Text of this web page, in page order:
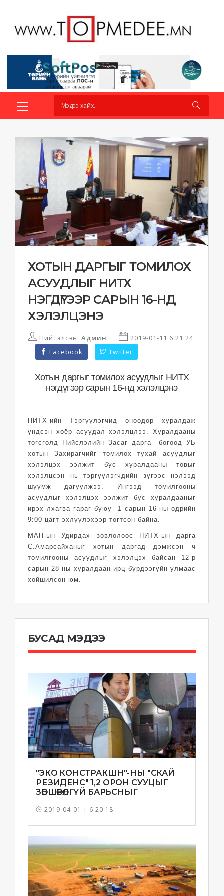
ХОТЫН ДАРГЫГ ТОМИЛОХ
АСУУДЛЫГ НИТХ
НЭГДҮГЭЭР САРЫН 16-НД
ХЭЛЭЛЦЭНЭ
Нийтэлсэн: Админ
2019-01-11 6:21:24
Facebook
Twitter
Хотын даргыг томилох асуудлыг НИТХ
нэгдүгээр сарын 16-нд хэлэлцэнэ
НИТХ-ийн Тэргүүлэгчид өнөөдөр хуралдаж
үндсэн хоёр асуудал хэлэлцлээ. Хуралдааны
төгсгөлд Нийслэлийн Засаг дарга бөгөөд УБ
хотын Захирагчийг томилох тухай асуудлыг
хэлэлцэх ээлжит бус хуралдааны товыг
хэлэлцсэн нь тэргүүлэгчдийн зүгээс нэлээд
шүүмж дагуулжээ. Ингээд томилгооны
асуудлыг хэлэлцэх ээлжит бус хуралдааныг
ирэх лхагва гараг буюу 1 сарын 16-ны өдрийн
9:00 цагт эхлүүлэхээр тогтсон байна.
МАН-ын Удирдах зөвлөлөөс НИТХ-ын дарга
С.Амарсайханыг хотын даргад дэмжсэн ч
томилгооны асуудлыг хэлэлцэх байсан 12-р
сарын 28-ны хуралдаан ирц бүрдээгүйн улмаас
хойшилсон юм.
БУСАД МЭДЭЭ
"ЭКО КОНСТРАКШН"-НЫ "СКАЙ
РЕЗИДЕНС" 1,2 ОРОН СУУЦЫГ
ЗӨВШӨӨРӨЛГҮЙ БАРЬСНЫГ
2019-04-01 | 6:20:18